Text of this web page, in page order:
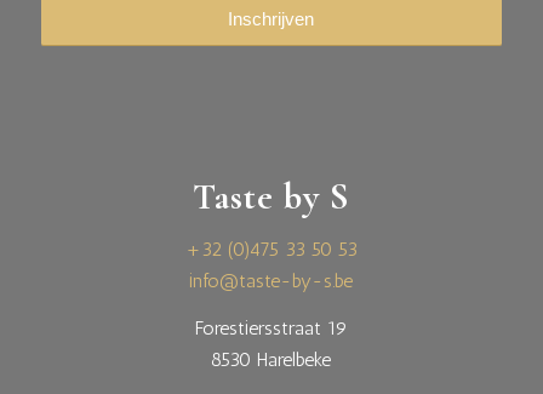
Taste by S
+32 (0)475 33 50 53
info@taste-by-s.be
Forestiersstraat 19
8530 Harelbeke